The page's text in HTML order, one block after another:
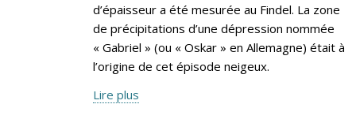
d’épaisseur a été mesurée au Findel. La zone
de précipitations d’une dépression nommée
« Gabriel » (ou « Oskar » en Allemagne) était à
l’origine de cet épisode neigeux.
Lire plus